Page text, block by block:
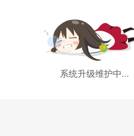
系统升级维护中...